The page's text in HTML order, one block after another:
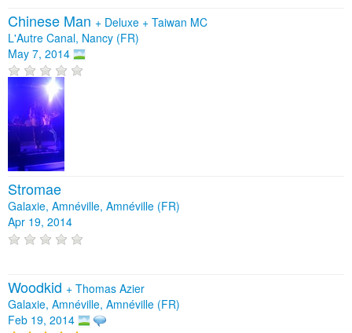
Chinese Man + Deluxe + Taiwan MC
L'Autre Canal, Nancy (FR)
May 7, 2014
Stromae
Galaxie, Amnéville, Amnéville (FR)
Apr 19, 2014
Woodkid + Thomas Azier
Galaxie, Amnéville, Amnéville (FR)
Feb 19, 2014